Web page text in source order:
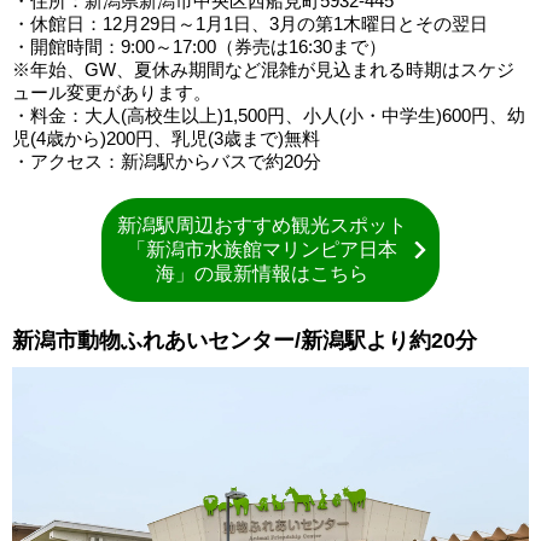
・休館日：12月29日～1月1日、3月の第1木曜日とその翌日
・開館時間：9:00～17:00（券売は16:30まで）
※年始、GW、夏休み期間など混雑が見込まれる時期はスケジ
ュール変更があります。
・料金：大人(高校生以上)1,500円、小人(小・中学生)600円、幼
児(4歳から)200円、乳児(3歳まで)無料
・アクセス：新潟駅からバスで約20分
新潟駅周辺おすすめ観光スポット
「新潟市水族館マリンピア日本
海」の最新情報はこちら
新潟市動物ふれあいセンター/新潟駅より約20分